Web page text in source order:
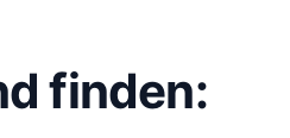
finden: